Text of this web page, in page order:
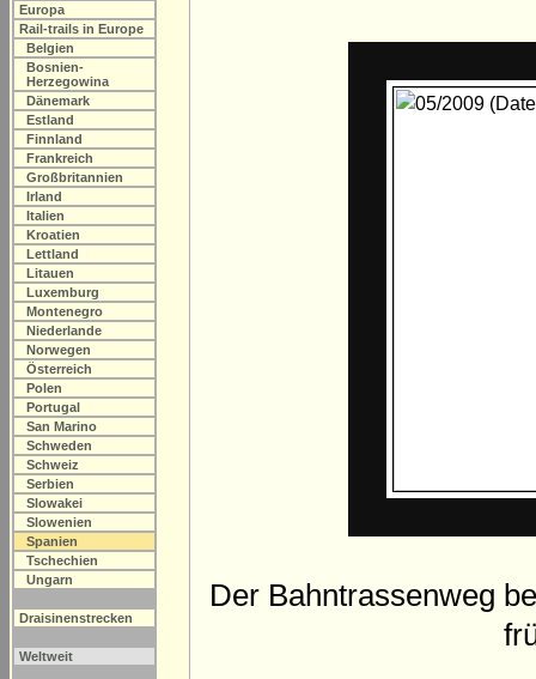
Europa
Rail-trails in Europe
Belgien
Bosnien-
Herzegowina
Dänemark
Estland
Finnland
Frankreich
Großbritannien
Irland
Italien
Kroatien
Lettland
Litauen
Luxemburg
Montenegro
Niederlande
Norwegen
Österreich
Polen
Portugal
San Marino
Schweden
Schweiz
Serbien
Slowakei
Slowenien
Spanien
Tschechien
Ungarn
Draisinenstrecken
Weltweit
Der Bahntrassenweg